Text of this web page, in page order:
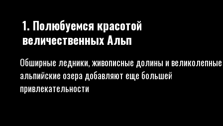
Обширные ледники, живописные долины и великолепные
альпийские озера добавляют еще большей
привлекательности
1. Полюбуемся красотой
величественных Альп